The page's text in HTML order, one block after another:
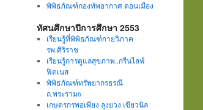
พิพิธภัณฑ์กองทัพอากาศ ดอนเมือง
ทัศนศึกษาปีการศึกษา 2553
เรียนรู้ที่พิพิธภัณฑ์กายวิภาค
รพ.ศิริราช
เรียนรู้การดูแลสุขภาพ..กรีนไลฟ์
ฟิตเนส
พิพิธภัณฑ์ทรัพยากรธรณี
ถ.พระราม6
เกษตรกรพอเพียง ลุงยวง เขียวนิล